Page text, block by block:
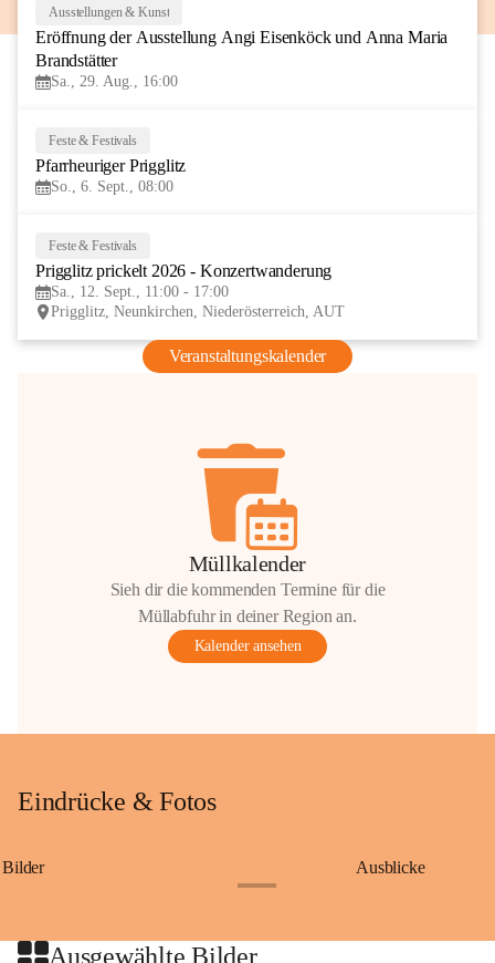
AUG
Ausstellungen & Kunst
Eröffnung der Ausstellung Angi Eisenköck und Anna Maria
Brandstätter
Sa., 29. Aug., 16:00
Feste & Festivals
Pfarrheuriger Prigglitz
So., 6. Sept., 08:00
Feste & Festivals
Prigglitz prickelt 2026 - Konzertwanderung
Sa., 12. Sept., 11:00 - 17:00
Prigglitz, Neunkirchen, Niederösterreich, AUT
Veranstaltungskalender
Müllkalender
Sieh dir die kommenden Termine für die
Müllabfuhr in deiner Region an.
Kalender ansehen
Eindrücke & Fotos
Bilder Ausblicke
Ausgewählte Bilder